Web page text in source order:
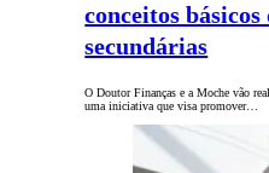
conceitos
secundárias
O Doutor Finanças e a Moche vão
uma iniciativa que visa promover…